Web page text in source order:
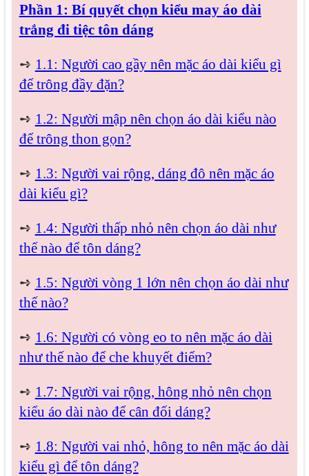
Phần 1: Bí quyết chọn kiểu may áo dài
trắng đi tiệc tôn dáng
➺ 1.1: Người cao gầy nên mặc áo dài kiểu gì
để trông đầy đặn?
➺ 1.2: Người mập nên chọn áo dài kiểu nào
để trông thon gọn?
➺ 1.3: Người vai rộng, dáng đô nên mặc áo
dài kiểu gì?
➺ 1.4: Người thấp nhỏ nên chọn áo dài như
thế nào để tôn dáng?
➺ 1.5: Người vòng 1 lớn nên chọn áo dài như
thế nào?
➺ 1.6: Người có vòng eo to nên mặc áo dài
như thế nào để che khuyết điểm?
➺ 1.7: Người vai rộng, hông nhỏ nên chọn
kiểu áo dài nào để cân đối dáng?
➺ 1.8: Người vai nhỏ, hông to nên mặc áo dài
kiểu gì để tôn dáng?